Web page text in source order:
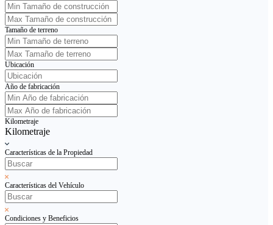
Tamaño de terreno
Ubicación
Año de fabricación
Kilometraje
Kilometraje
Características de la Propiedad
Características del Vehículo
Condiciones y Beneficios